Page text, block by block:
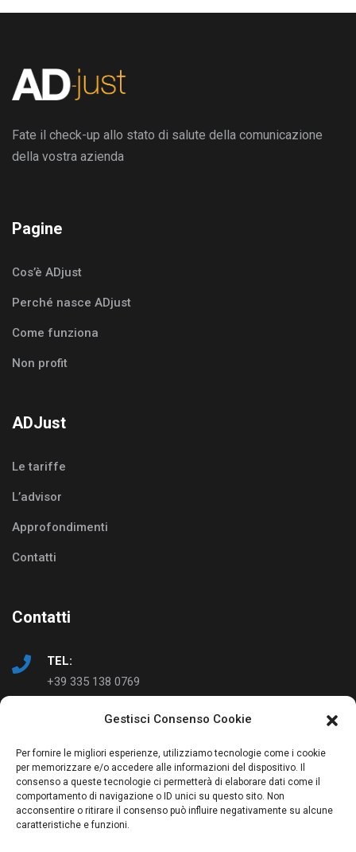
Gestisci Consenso Cookie
Per fornire le migliori esperienze, utilizziamo tecnologie come i cookie
per memorizzare e/o accedere alle informazioni del dispositivo. Il
consenso a queste tecnologie ci permetterà di elaborare dati come il
comportamento di navigazione o ID unici su questo sito. Non
acconsentire o ritirare il consenso può influire negativamente su alcune
caratteristiche e funzioni.
Fate il check-up allo stato di salute della comunicazione
della vostra azienda
Pagine
Cos’è ADjust
Perché nasce ADjust
Come funziona
Non profit
ADJust
Le tariffe
L’advisor
Approfondimenti
Contatti
Contatti
TEL:
+39 335 138 0769